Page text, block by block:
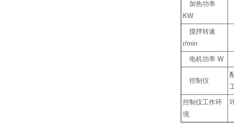
加热功率
KW
搅拌转速
r/min
电机功率 W
控制仪
控制仪工作环
境